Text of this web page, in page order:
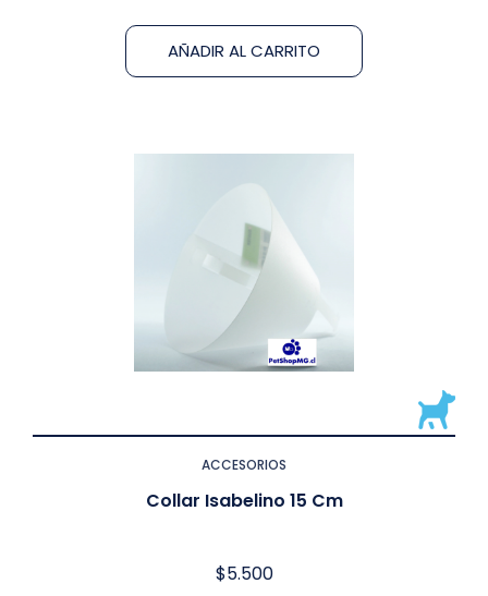
AÑADIR AL CARRITO
ACCESORIOS
Collar Isabelino 15 Cm
$5.500